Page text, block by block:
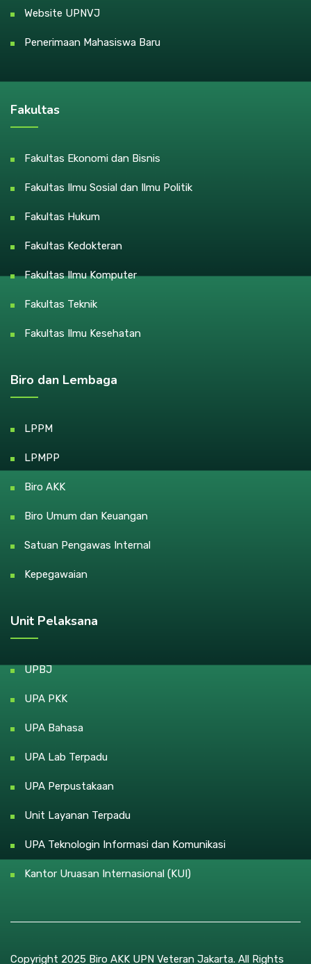
Website UPNVJ
Penerimaan Mahasiswa Baru
Fakultas
Fakultas Ekonomi dan Bisnis
Fakultas Ilmu Sosial dan Ilmu Politik
Fakultas Hukum
Fakultas Kedokteran
Fakultas Ilmu Komputer
Fakultas Teknik
Fakultas Ilmu Kesehatan
Biro dan Lembaga
LPPM
LPMPP
Biro AKK
Biro Umum dan Keuangan
Satuan Pengawas Internal
Kepegawaian
Unit Pelaksana
UPBJ
UPA PKK
UPA Bahasa
UPA Lab Terpadu
UPA Perpustakaan
Unit Layanan Terpadu
UPA Teknologin Informasi dan Komunikasi
Kantor Uruasan Internasional (KUI)
Copyright 2025 Biro AKK UPN Veteran Jakarta. All Rights